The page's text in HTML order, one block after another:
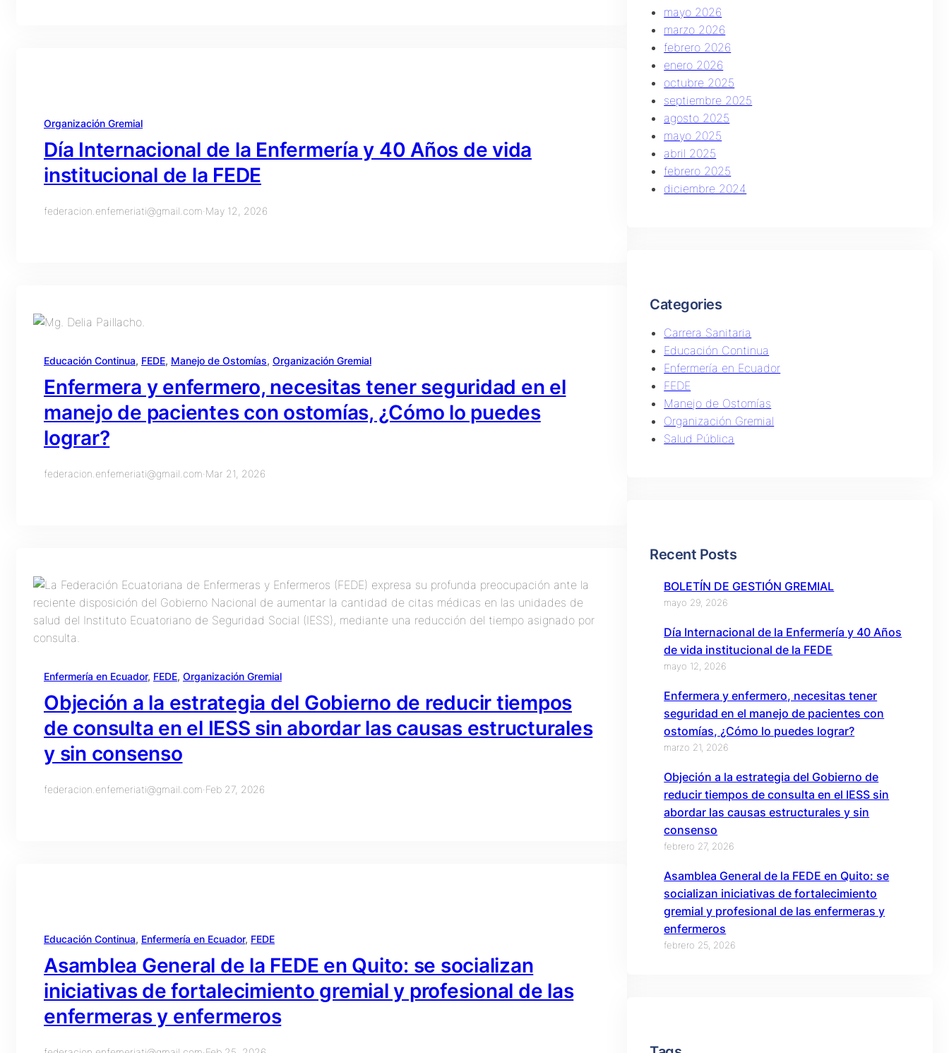
Organización Gremial
Día Internacional de la Enfermería y 40 Años de vida
institucional de la FEDE
federacion.enfemeriati@gmail.com·May 12, 2026
Educación Continua, FEDE, Manejo de Ostomías, Organización Gremial
Enfermera y enfermero, necesitas tener seguridad en el
manejo de pacientes con ostomías, ¿Cómo lo puedes
lograr?
federacion.enfemeriati@gmail.com·Mar 21, 2026
Enfermería en Ecuador, FEDE, Organización Gremial
Objeción a la estrategia del Gobierno de reducir tiempos
de consulta en el IESS sin abordar las causas estructurales
y sin consenso
federacion.enfemeriati@gmail.com·Feb 27, 2026
Educación Continua, Enfermería en Ecuador, FEDE
Asamblea General de la FEDE en Quito: se socializan
iniciativas de fortalecimiento gremial y profesional de las
enfermeras y enfermeros
mayo 2026
marzo 2026
febrero 2026
enero 2026
octubre 2025
septiembre 2025
agosto 2025
mayo 2025
abril 2025
febrero 2025
diciembre 2024
Categories
Carrera Sanitaria
Educación Continua
Enfermería en Ecuador
FEDE
Manejo de Ostomías
Organización Gremial
Salud Pública
Recent Posts
BOLETÍN DE GESTIÓN GREMIAL
mayo 29, 2026
Día Internacional de la Enfermería y 40 Años
de vida institucional de la FEDE
mayo 12, 2026
Enfermera y enfermero, necesitas tener
seguridad en el manejo de pacientes con
ostomías, ¿Cómo lo puedes lograr?
marzo 21, 2026
Objeción a la estrategia del Gobierno de
reducir tiempos de consulta en el IESS sin
abordar las causas estructurales y sin
consenso
febrero 27, 2026
Asamblea General de la FEDE en Quito: se
socializan iniciativas de fortalecimiento
gremial y profesional de las enfermeras y
enfermeros
febrero 25, 2026